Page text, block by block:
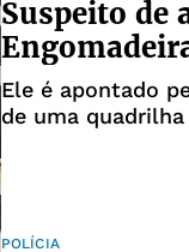
Suspeito de
Ele é apontado
de uma
POLÍCIA